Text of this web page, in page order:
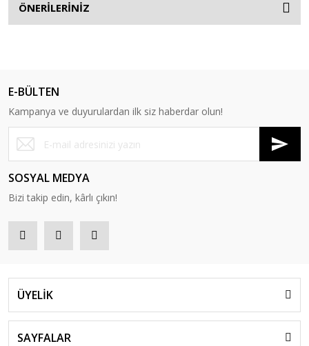
ÖNERİLERİNİZ
E-BÜLTEN
Kampanya ve duyurulardan ilk siz haberdar olun!
SOSYAL MEDYA
Bizi takip edin, kârlı çıkın!
ÜYELİK
SAYFALAR